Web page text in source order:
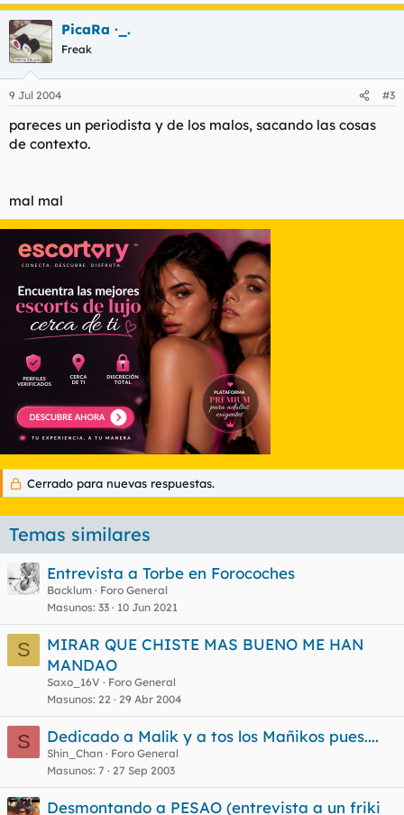
PicaRa ·_.
Freak
9 Jul 2004 #3
pareces un periodista y de los malos, sacando las cosas
de contexto.
mal mal
Cerrado para nuevas respuestas.
Temas similares
Entrevista a Torbe en Forocoches
Backlum
Foro General
Masunos 33 10 Jun 2021
S
MIRAR QUE CHISTE MAS BUENO ME HAN
MANDAO
Saxo_16V
Foro General
Masunos 22 29 Abr 2004
S Dedicado a Malik y a tos los Mañikos pues....
Shin_Chan
Foro General
Masunos 7 27 Sep 2003
Desmontando a PESAO (entrevista a un friki